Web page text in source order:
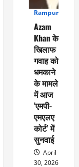
Rampur
Azam
Khan के
खिलाफ
गवाह को
धमकाने
के मामले
में आज
‘एमपी-
एमएलए
कोर्ट’ में
सुनवाई
April
30, 2026